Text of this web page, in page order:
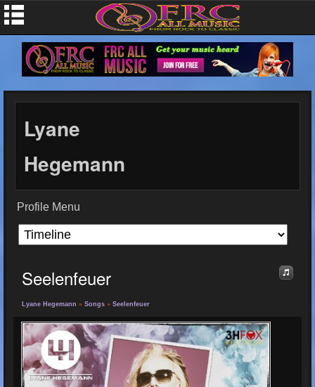
Lyane
Hegemann
Profile Menu
Seelenfeuer
Lyane Hegemann » Songs » Seelenfeuer